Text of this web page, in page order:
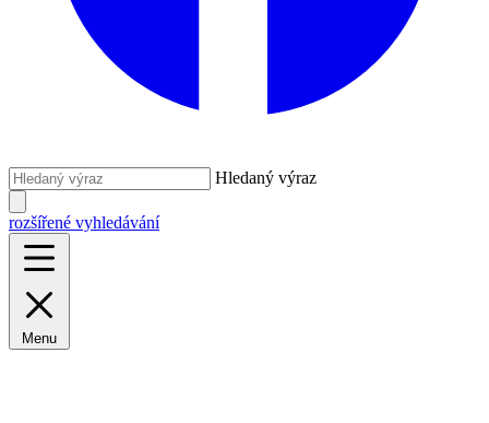
Hledaný výraz
rozšířené vyhledávání
Menu